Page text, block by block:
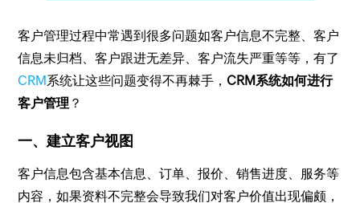
客户管理过程中常遇到很多问题如客户信息不完整、客户
信息未归档、客户跟进无差异、客户流失严重等等，有了
CRM系统让这些问题变得不再棘手， CRM系统如何进行
客户管理 ？
一、建立客户视图
客户信息包含基本信息、订单、报价、销售进度、服务等
内容，如果资料不完整会导致我们对客户价值出现偏颇，